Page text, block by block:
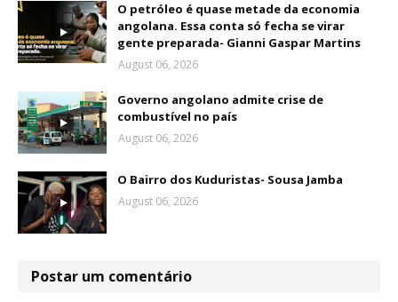
O petróleo é quase metade da economia
angolana. Essa conta só fecha se virar
gente preparada- Gianni Gaspar Martins
August 06, 2026
Governo angolano admite crise de
combustível no país
August 06, 2026
O Bairro dos Kuduristas- Sousa Jamba
August 06, 2026
Postar um comentário